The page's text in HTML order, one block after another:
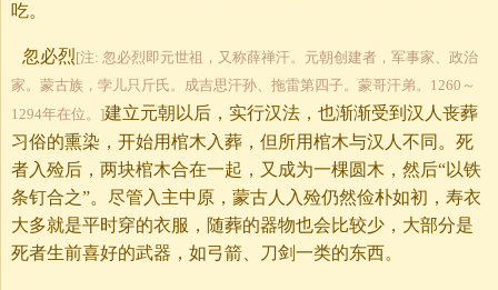
吃。
忽必烈[注: 忽必烈即元世祖，又称薛禅汗。元朝创建者，军事家、政治
家。蒙古族，孛儿只斤氏。成吉思汗孙、拖雷第四子。蒙哥汗弟。1260～
1294年在位。]建立元朝以后，实行汉法，也渐渐受到汉人丧葬
习俗的熏染，开始用棺木入葬，但所用棺木与汉人不同。死
者入殓后，两块棺木合在一起，又成为一棵圆木，然后“以铁
条钉合之”。尽管入主中原，蒙古人入殓仍然俭朴如初，寿衣
大多就是平时穿的衣服，随葬的器物也会比较少，大部分是
死者生前喜好的武器，如弓箭、刀剑一类的东西。